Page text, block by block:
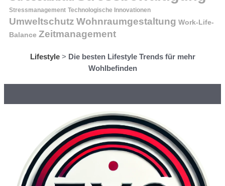
Stressmanagement Technologische Innovationen
Umweltschutz Wohnraumgestaltung Work-Life-
Balance Zeitmanagement
Lifestyle> Die besten Lifestyle Trends für mehr
Wohlbefinden